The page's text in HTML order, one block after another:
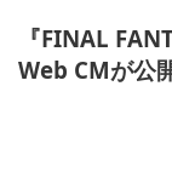
『FINAL
Web CMが公